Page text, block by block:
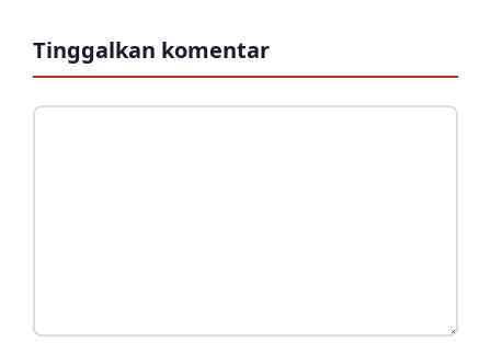
Tinggalkan komentar
Komentar
Nama
Surel
Situs